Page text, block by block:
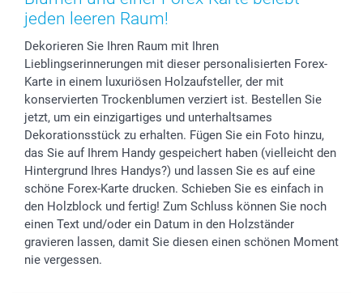
Sticker & Etiketten
Presse
Investor Relations
B2B smartbusiness
Widerrufsrecht
Kommunion & Konfirmation
Geburtstag
Geburt
Zu allen Anlässen
Lieferfristen
Zahlungsmöglichkeiten
Sitemap
Status der Bestellung
smartfriends
smartgarantie
smartbonus
jeden leeren Raum!
Dekorieren Sie Ihren Raum mit Ihren
Lieblingserinnerungen mit dieser personalisierten Forex-
Karte in einem luxuriösen Holzaufsteller, der mit
konservierten Trockenblumen verziert ist. Bestellen Sie
jetzt, um ein einzigartiges und unterhaltsames
Dekorationsstück zu erhalten. Fügen Sie ein Foto hinzu,
das Sie auf Ihrem Handy gespeichert haben (vielleicht den
Hintergrund Ihres Handys?) und lassen Sie es auf eine
schöne Forex-Karte drucken. Schieben Sie es einfach in
den Holzblock und fertig! Zum Schluss können Sie noch
einen Text und/oder ein Datum in den Holzständer
gravieren lassen, damit Sie diesen einen schönen Moment
nie vergessen.